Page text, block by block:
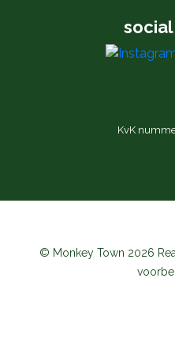
KvK
© Monkey Town 2026